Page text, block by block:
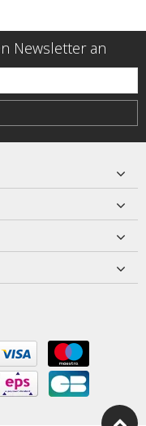
Newsletter an